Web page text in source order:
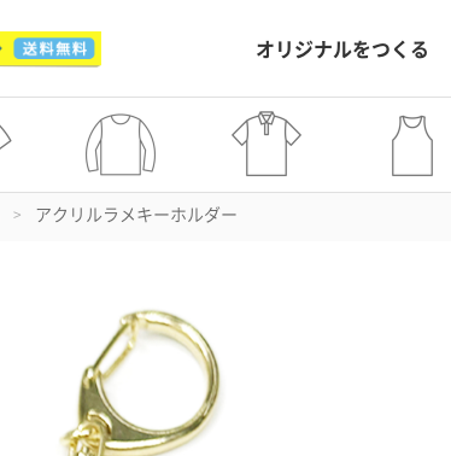
オリジナルをつくる
> アクリルラメキーホルダー